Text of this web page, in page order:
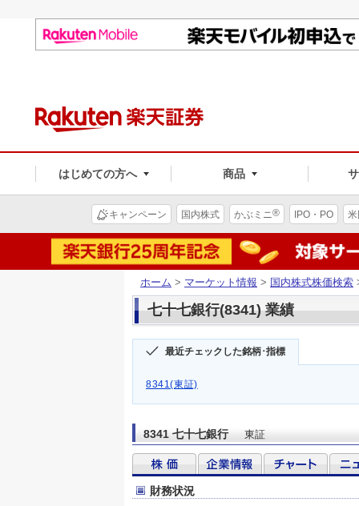
はじめての方へ 商品
キャンペーン 国内株式 かぶミニ® IPO・PO
ホーム > マーケット情報 > 国内株式株価検索
七十七銀行(8341) 業績
最近チェックした銘柄･指標
8341(東証)
8341 七十七銀行 東証